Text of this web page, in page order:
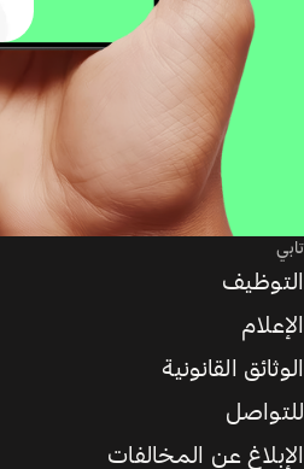
تابي
التوظيف
الإعلام
الوثائق القانونية
للتواصل
الإبلاغ عن المخالفات